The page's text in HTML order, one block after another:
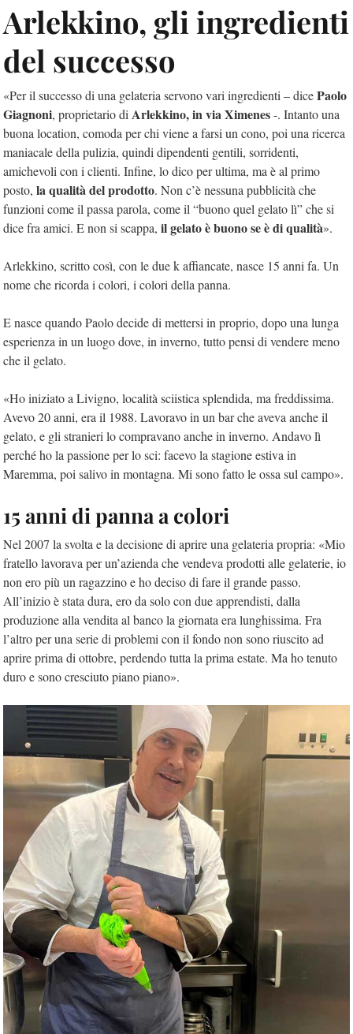
Arlekkino, gli ingredienti
del successo
«Per il successo di una gelateria servono vari ingredienti – dicePaolo
Giagnoni, proprietario di Arlekkino, in via Ximenes-. Intanto una
buona location, comoda per chi viene a farsi un cono, poi una ricerca
maniacale della pulizia, quindi dipendenti gentili, sorridenti,
amichevoli con i clienti. Infine, lo dico per ultima, ma è al primo
posto, la qualità del prodotto. Non c’è nessuna pubblicità che
funzioni come il passa parola, come il “buono quel gelato lì” che si
dice fra amici. E non si scappa, il gelato è buono se è di qualità».
Arlekkino, scritto così, con le due k affiancate, nasce 15 anni fa. Un
nome che ricorda i colori, i colori della panna.
E nasce quando Paolo decide di mettersi in proprio, dopo una lunga
esperienza in un luogo dove, in inverno, tutto pensi di vendere meno
che il gelato.
«Ho iniziato a Livigno, località sciistica splendida, ma freddissima.
Avevo 20 anni, era il 1988. Lavoravo in un bar che aveva anche il
gelato, e gli stranieri lo compravano anche in inverno. Andavo lì
perché ho la passione per lo sci: facevo la stagione estiva in
Maremma, poi salivo in montagna. Mi sono fatto le ossa sul campo».
15 anni di panna a colori
Nel 2007 la svolta e la decisione di aprire una gelateria propria: «Mio
fratello lavorava per un’azienda che vendeva prodotti alle gelaterie, io
non ero più un ragazzino e ho deciso di fare il grande passo.
All’inizio è stata dura, ero da solo con due apprendisti, dalla
produzione alla vendita al banco la giornata era lunghissima. Fra
l’altro per una serie di problemi con il fondo non sono riuscito ad
aprire prima di ottobre, perdendo tutta la prima estate. Ma ho tenuto
duro e sono cresciuto piano piano».